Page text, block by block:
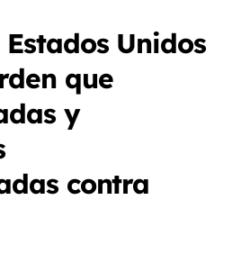
Unidos
que
y
contra